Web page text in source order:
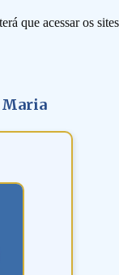
que acessar os sites
Maria